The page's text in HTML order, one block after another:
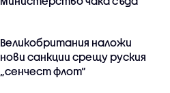
Великобритания наложи
нови санкции срещу руския
„сенчест флот“